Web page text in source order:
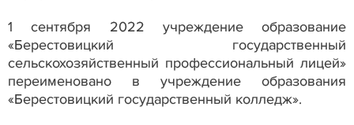
1 сентября 2022 учреждение образование
«Берестовицкий государственный
сельскохозяйственный профессиональный лицей»
переименовано в учреждение образования
«Берестовицкий государственный колледж».